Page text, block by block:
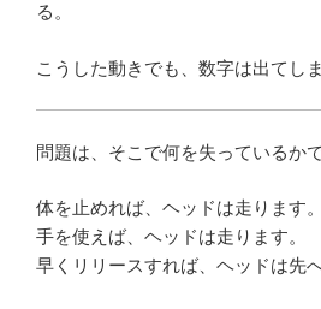
る。
こうした動きでも、数字は出てし
問題は、そこで何を失っているかで
体を止めれば、ヘッドは走ります。
手を使えば、ヘッドは走ります。
早くリリースすれば、ヘッドは先